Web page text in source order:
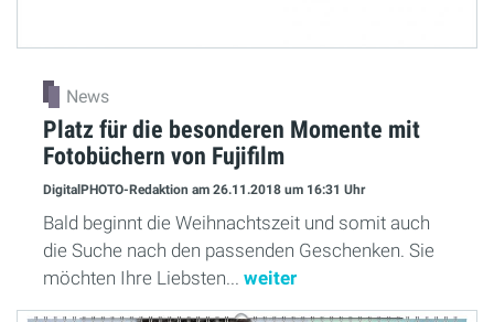
News
Platz für die besonderen Momente mit
Fotobüchern von Fujifilm
DigitalPHOTO-Redaktion am 26.11.2018 um 16:31 Uhr
Bald beginnt die Weihnachtszeit und somit auch
die Suche nach den passenden Geschenken. Sie
möchten Ihre Liebsten... weiter